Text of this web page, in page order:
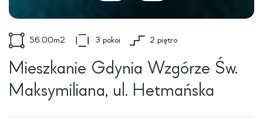
56.00m2 3 pokoi 2 piętro
Mieszkanie Gdynia Wzgórze Św.
Maksymiliana, ul. Hetmańska